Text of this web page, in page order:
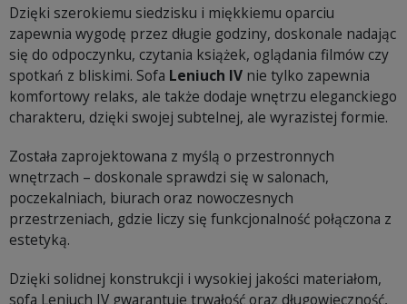
Dzięki szerokiemu siedzisku i miękkiemu oparciu
zapewnia wygodę przez długie godziny, doskonale nadając
się do odpoczynku, czytania książek, oglądania filmów czy
spotkań z bliskimi. Sofa Leniuch IV nie tylko zapewnia
komfortowy relaks, ale także dodaje wnętrzu eleganckiego
charakteru, dzięki swojej subtelnej, ale wyrazistej formie.
Została zaprojektowana z myślą o przestronnych
wnętrzach – doskonale sprawdzi się w salonach,
poczekalniach, biurach oraz nowoczesnych
przestrzeniach, gdzie liczy się funkcjonalność połączona z
estetyką.
Dzięki solidnej konstrukcji i wysokiej jakości materiałom,
sofa Leniuch IV gwarantuje trwałość oraz długowieczność,